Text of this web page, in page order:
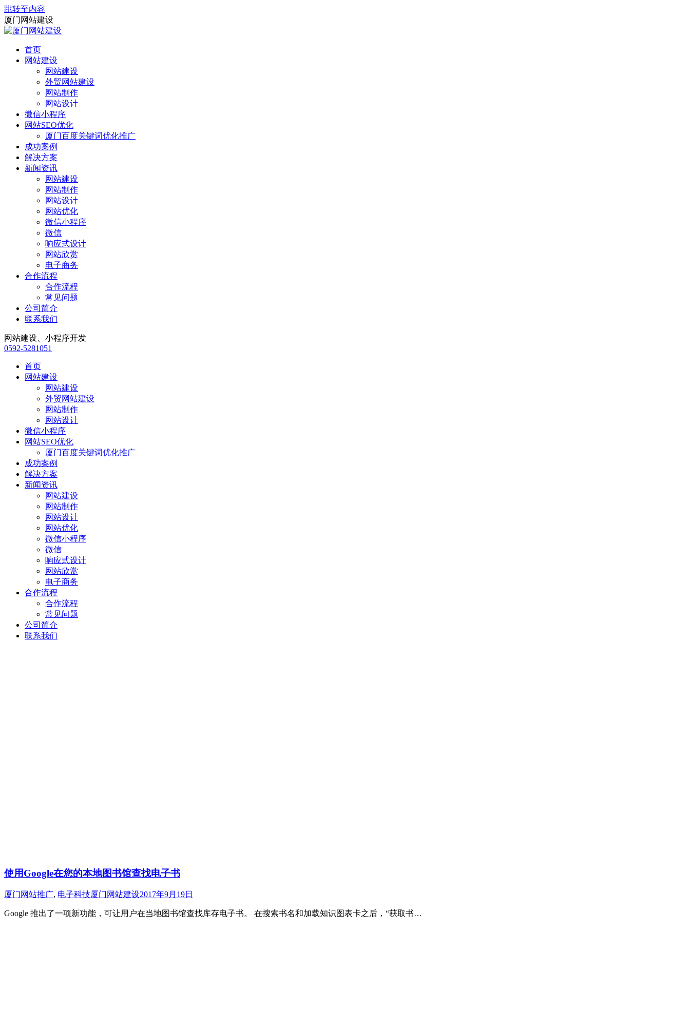
跳转至内容
厦门网站建设
首页
网站建设
网站建设
外贸网站建设
网站制作
网站设计
微信小程序
网站SEO优化
厦门百度关键词优化推广
成功案例
解决方案
新闻资讯
网站建设
网站制作
网站设计
网站优化
微信小程序
微信
响应式设计
网站欣赏
电子商务
合作流程
合作流程
常见问题
公司简介
联系我们
网站建设、小程序开发
0592-5281051
首页
网站建设
网站建设
外贸网站建设
网站制作
网站设计
微信小程序
网站SEO优化
厦门百度关键词优化推广
成功案例
解决方案
新闻资讯
网站建设
网站制作
网站设计
网站优化
微信小程序
微信
响应式设计
网站欣赏
电子商务
合作流程
合作流程
常见问题
公司简介
联系我们
使用Google在您的本地图书馆查找电子书
厦门网站推广, 电子科技厦门网站建设2017年9月19日
Google 推出了一项新功能，可让用户在当地图书馆查找库存电子书。 在搜索书名和加载知识图表卡之后，“获取书…